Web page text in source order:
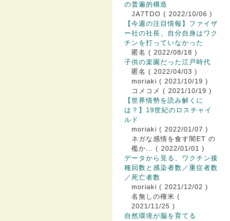
の普遍的構造
JA7TDO ( 2022/10/06 )
【今週の注目情報】ファイザ
ー社の社長、自分自身はワク
チンを打っていなかった
匿名 ( 2022/08/18 )
子供の楽園だった江戸時代
匿名 ( 2022/04/03 )
moriaki ( 2021/10/19 )
コメコメ ( 2021/10/19 )
【世界情勢を読み解くに
は？】19世紀のロスチャイ
ルド
moriaki ( 2022/01/07 )
ネガな感情を食す闇ET の
檻か... ( 2022/01/01 )
データから見る、ワクチン接
種回数と感染者数／重症者数
／死亡者数
moriaki ( 2021/12/02 )
名無しの権米 (
2021/11/25 )
自然環境が脳を育てる